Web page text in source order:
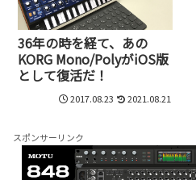
36年の時を経て、あの
KORG Mono/PolyがiOS版
として復活だ！
2017.08.23 2021.08.21
スポンサーリンク